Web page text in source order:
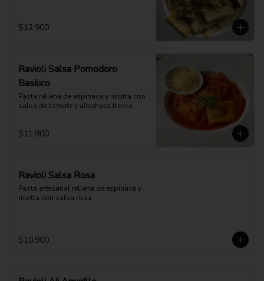
$12.900
Ravioli Salsa Pomodoro
Basilico
Pasta rellena de espinaca y ricotta con
salsa de tomate y albahaca fresca
$11.900
Ravioli Salsa Rosa
Pasta artesanal rellena de espinaca y
ricotta con salsa rosa
$10.900